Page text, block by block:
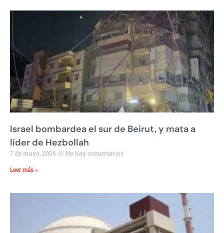
Israel bombardea el sur de Beirut, y mata a
líder de Hezbollah
7 de mayo, 2026 No hay comentarios
Leer más »